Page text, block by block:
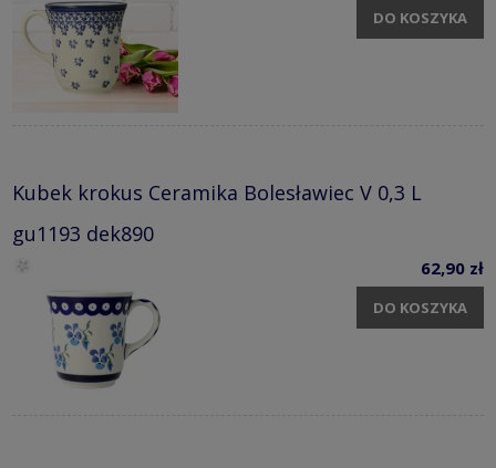
DO KOSZYKA
Kubek krokus Ceramika Bolesławiec V 0,3 L
gu1193 dek890
62,90 zł
DO KOSZYKA